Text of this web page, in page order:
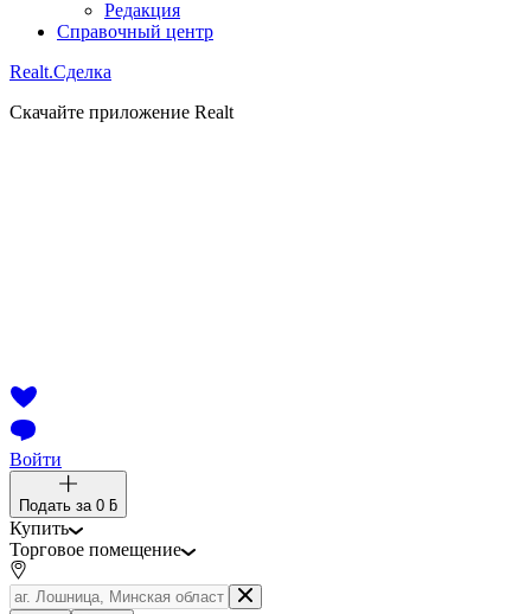
Редакция
Справочный центр
Realt.Сделка
Скачайте приложение Realt
Войти
Подать за 0 ƃ
Купить
Торговое помещение